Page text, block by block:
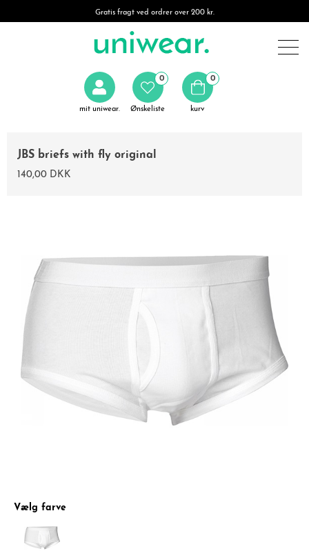
Gratis fragt ved ordrer over 200 kr.
mit uniwear. Ønskeliste
0 0
kurv
JBS briefs with fly original
140,00 DKK
Vælg farve